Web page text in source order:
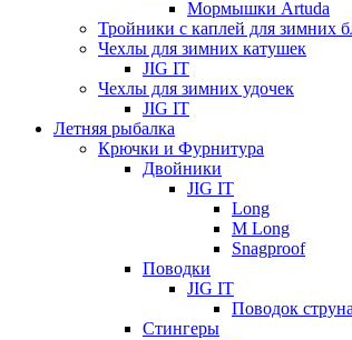
Мормышки Artuda
Тройники с каплей для зимних
Чехлы для зимних катушек
JIG IT
Чехлы для зимних удочек
JIG IT
Летняя рыбалка
Крючки и Фурнитура
Двойники
JIG IT
Long
M Long
Snagproof
Поводки
JIG IT
Поводок струна
Стингеры